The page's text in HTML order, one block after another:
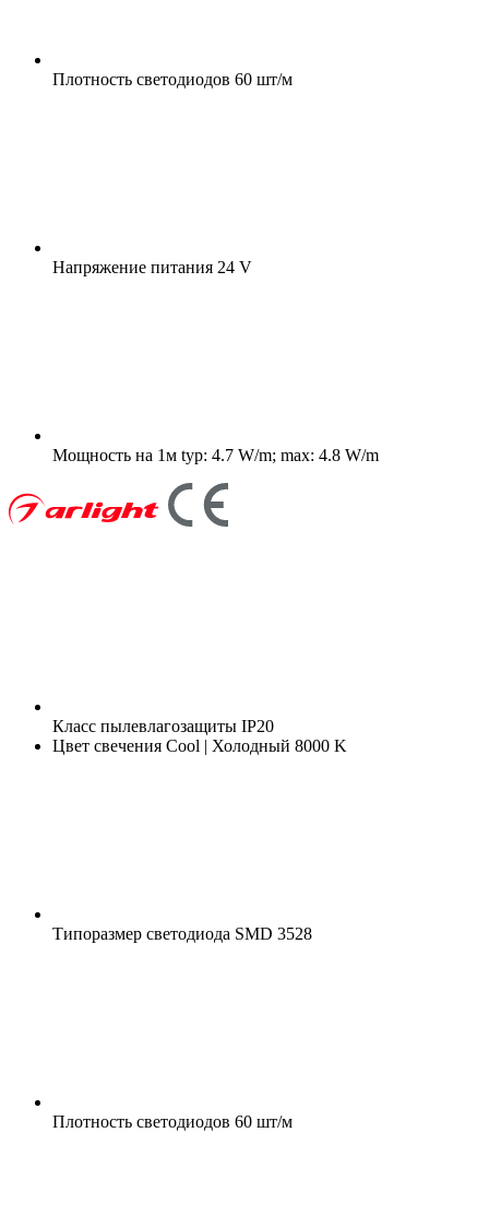
Плотность светодиодов 60 шт/м
Напряжение питания 24 V
Мощность на 1м typ: 4.7 W/m; max: 4.8 W/m
Класс пылевлагозащиты IP20
Цвет свечения Cool | Холодный 8000 K
Типоразмер светодиода SMD 3528
Плотность светодиодов 60 шт/м